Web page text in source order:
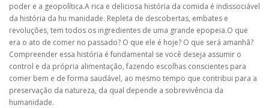
poder e a geopolítica.A rica e deliciosa história da comida é indissociável
da história da hu manidade. Repleta de descobertas, embates e
revoluções, tem todos os ingredientes de uma grande epopeia.O que
era o ato de comer no passado? O que ele é hoje? O que será amanhã?
Compreender essa história é fundamental se você deseja assumir o
control e da própria alimentação, fazendo escolhas conscientes para
comer bem e de forma saudável, ao mesmo tempo que contribui para a
preservação da natureza, da qual depende a sobrevivência da
humanidade.